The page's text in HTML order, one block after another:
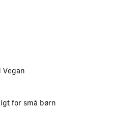
Vegan
for små børn